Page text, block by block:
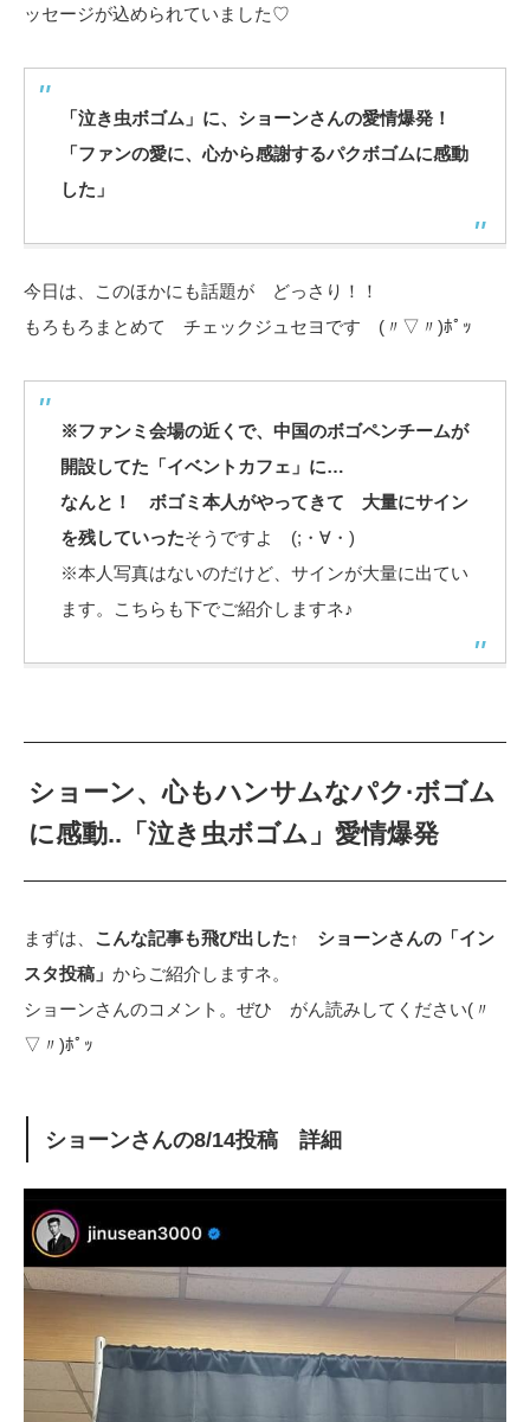
ッセージが込められていました♡
「泣き虫ボゴム」に、ショーンさんの愛情爆発！
「ファンの愛に、心から感謝するパクボゴムに感動
した」
今日は、このほかにも話題が どっさり！！
もろもろまとめて チェックジュセヨです (〃▽〃)ﾎﾟｯ
※ファンミ会場の近くで、中国のボゴペンチームが
開設してた「イベントカフェ」に…
なんと！ ボゴミ本人がやってきて 大量にサイン
を残していったそうですよ (;・∀・)
※本人写真はないのだけど、サインが大量に出てい
ます。こちらも下でご紹介しますネ♪
ショーン、心もハンサムなパク·ボゴム
に感動..「泣き虫ボゴム」愛情爆発
まずは、 こんな記事も飛び出した↑ ショーンさんの「イン
スタ投稿」 からご紹介しますネ。
ショーンさんのコメント。ぜひ がん読みしてください(〃
▽〃)ﾎﾟｯ
ショーンさんの8/14投稿 詳細